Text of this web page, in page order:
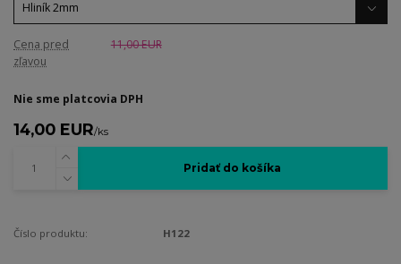
Cena pred
zľavou
11,00 EUR
Nie sme platcovia DPH
14,00 EUR/ks
Pridať do košíka
Číslo produktu: H122